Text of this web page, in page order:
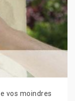
vos moindres